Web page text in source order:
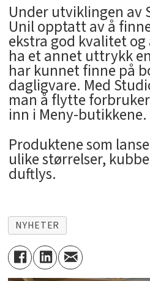
Under utviklingen av
Unil opptatt av å
ekstra god kvalitet
ha et annet uttrykk
har kunnet finne på
dagligvare. Med
man å flytte
inn i Meny-butikkene.
Produktene som
ulike størrelser,
duftlys.
NYHETER